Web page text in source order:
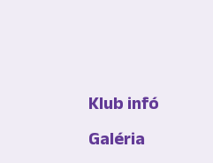
Klub infó
Galéria